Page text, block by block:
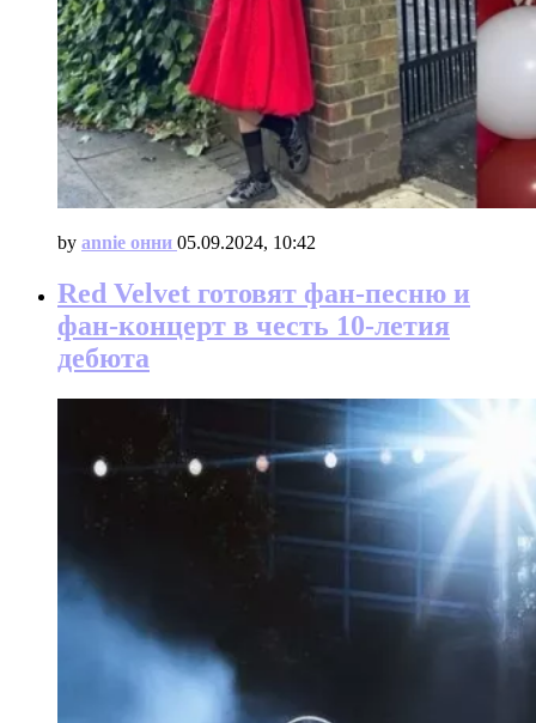
by annie онни 05.09.2024, 10:42
Red Velvet готовят фан-песню и
фан-концерт в честь 10-летия
дебюта